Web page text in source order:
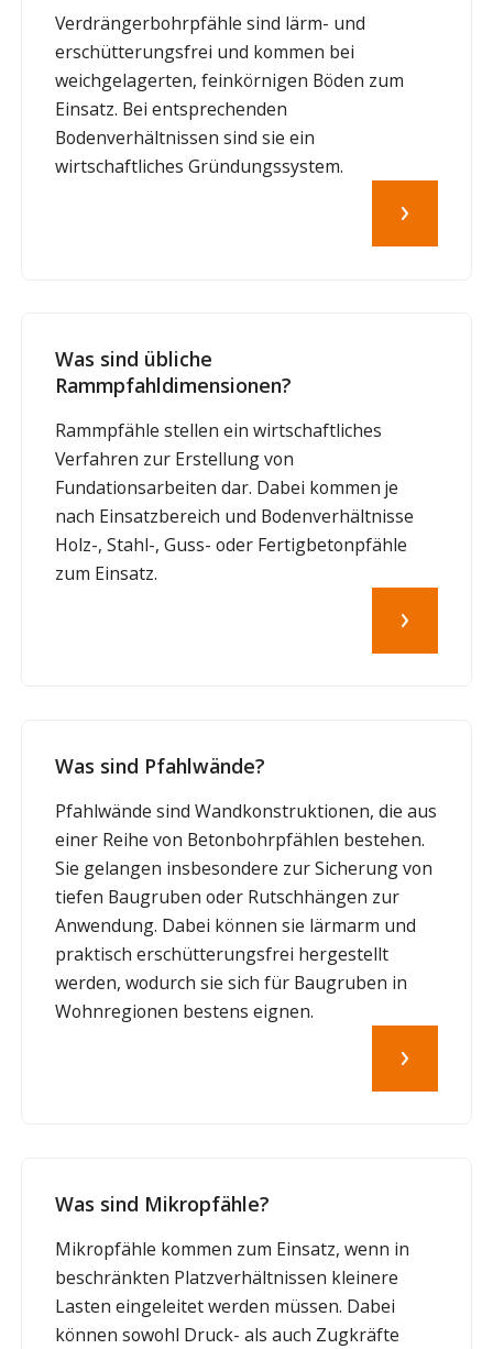
Verdrängerbohrpfähle sind lärm- und
erschütterungsfrei und kommen bei
weichgelagerten, feinkörnigen Böden zum
Einsatz. Bei entsprechenden
Bodenverhältnissen sind sie ein
wirtschaftliches Gründungssystem.
Was sind übliche
Rammpfahldimensionen?
Rammpfähle stellen ein wirtschaftliches
Verfahren zur Erstellung von
Fundationsarbeiten dar. Dabei kommen je
nach Einsatzbereich und Bodenverhältnisse
Holz-, Stahl-, Guss- oder Fertigbetonpfähle
zum Einsatz.
Was sind Pfahlwände?
Pfahlwände sind Wandkonstruktionen, die aus
einer Reihe von Betonbohrpfählen bestehen.
Sie gelangen insbesondere zur Sicherung von
tiefen Baugruben oder Rutschhängen zur
Anwendung. Dabei können sie lärmarm und
praktisch erschütterungsfrei hergestellt
werden, wodurch sie sich für Baugruben in
Wohnregionen bestens eignen.
Was sind Mikropfähle?
Mikropfähle kommen zum Einsatz, wenn in
beschränkten Platzverhältnissen kleinere
Lasten eingeleitet werden müssen. Dabei
können sowohl Druck- als auch Zugkräfte